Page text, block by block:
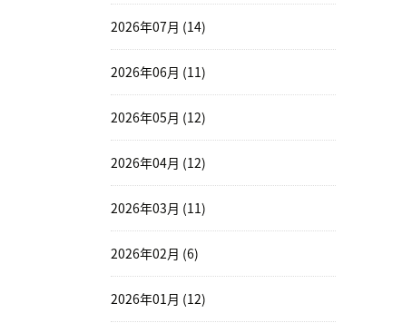
2026年07月 (14)
2026年06月 (11)
2026年05月 (12)
2026年04月 (12)
2026年03月 (11)
2026年02月 (6)
2026年01月 (12)